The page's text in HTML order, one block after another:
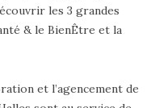
les 3 grandes
& le BienÊtre et la
et l’agencement de